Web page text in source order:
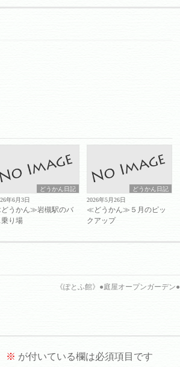
どうかん日記
年6月3日
うかん≫岩槻駅のバ
乗り場
どうかん日記
2026年5月26日
≪どうかん≫５月のピッ
クアップ
《ぽとふ館》●庭屋オープンガーデン●
※ が付いている欄は必須項目です